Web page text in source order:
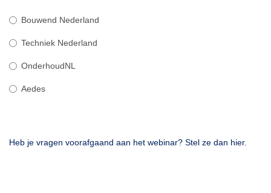
Bouwend Nederland
Techniek Nederland
OnderhoudNL
Aedes
Heb je vragen voorafgaand aan het webinar? Stel ze dan hier.